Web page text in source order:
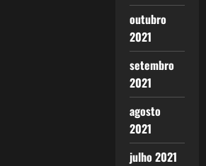
outubro
2021
setembro
2021
agosto
2021
julho 2021